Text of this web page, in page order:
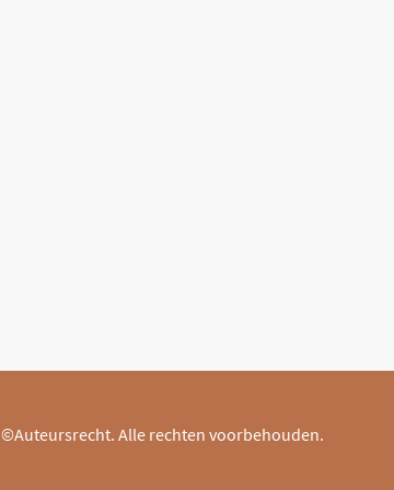
©Auteursrecht. Alle rechten voorbehouden.